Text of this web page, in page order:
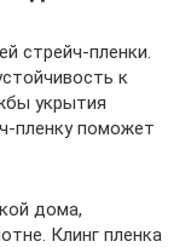
стрейч-пленки.
к
укрытия
пленку поможет
дома,
Клинг пленка